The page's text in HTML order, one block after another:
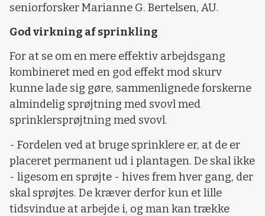
seniorforsker Marianne G. Bertelsen, AU.
God virkning af sprinkling
For at se om en mere effektiv arbejdsgang
kombineret med en god effekt mod skurv
kunne lade sig gøre, sammenlignede forskerne
almindelig sprøjtning med svovl med
sprinklersprøjtning med svovl.
- Fordelen ved at bruge sprinklere er, at de er
placeret permanent ud i plantagen. De skal ikke
- ligesom en sprøjte - hives frem hver gang, der
skal sprøjtes. De kræver derfor kun et lille
tidsvindue at arbejde i, og man kan trække